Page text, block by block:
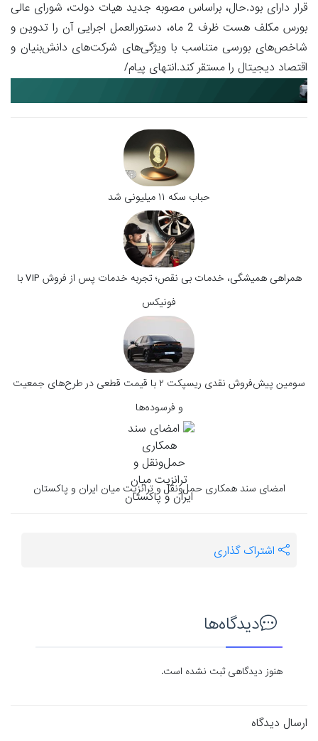
قرار دارای بود.حال، براساس مصوبه جدید هیات دولت، شورای عالی
بورس مکلف هست ظرف 2 ماه، دستورالعمل اجرایی آن را تدوین و
شاخص‌های بورسی متناسب با ویژگی‌های شرکت‌های دانش‌بنیان و
اقتصاد دیجیتال را مستقر کند.انتهای پیام/
حباب سکه ۱۱ میلیونی شد
همراهی همیشگی، خدمات بی نقص؛ تجربه خدمات پس از فروش VIP با
فونیکس
سومین پیش‌فروش نقدی ریسپکت ۲ با قیمت قطعی در طرح‌های جمعیت
و فرسوده‌ها
امضای سند همکاری حمل‌ونقل و ترانزیت میان ایران و پاکستان
اشتراک گذاری
دیدگاه‌ها
هنوز دیدگاهی ثبت نشده است.
ارسال دیدگاه